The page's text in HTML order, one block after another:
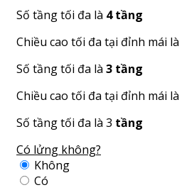
Số tầng tối đa là 4 tầng
Chiều cao tối đa tại đỉnh mái là
Số tầng tối đa là 3 tầng
Chiều cao tối đa tại đỉnh mái là
Số tầng tối đa là 3 tầng
Có lửng không?
Không
Có